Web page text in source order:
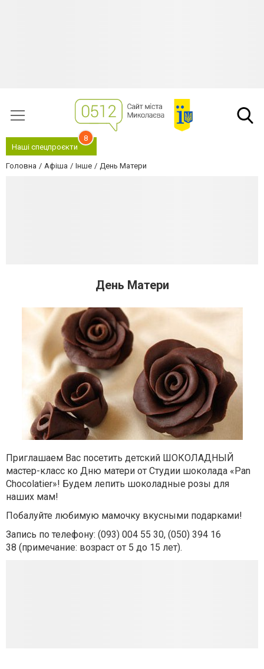
Наші спецпроєкти
8
Головна Афіша Інше День Матери
День Матери
Приглашаем Вас посетить детский ШОКОЛАДНЫЙ
мастер-класс ко Дню матери от Студии шоколада «Pan
Chocolatier»! Будем лепить шоколадные розы для
наших мам!
Побалуйте любимую мамочку вкусными подарками!
Запись по телефону: (093) 004 55 30, (050) 394 16
38 (примечание: возраст от 5 до 15 лет).